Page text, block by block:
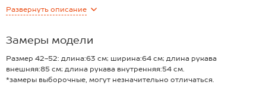
смотрится эффектно с любым низом. Длинные рукава, V-вырез
Мягкий, приятный к телу вязаный трикотаж из хлопка и шерсти
прекрасно согревает в прохладное время года, а благодаря акрилу
в составе теплая кофта на пуговицах не растягивается и сохраняет
форму долгое время.
Развернуть описание
Замеры модели
Размер 42-52: длина:63 см; ширина:64 см; длина рукава
внешняя:85 см; длина рукава внутренняя:54 см.
*замеры выборочные, могут незначительно отличаться.